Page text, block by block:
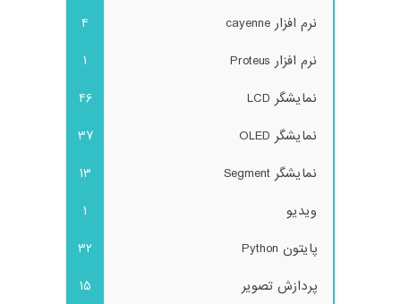
نرم افزار cayenne
4
نرم افزار Proteus
1
نمایشگر LCD
46
نمایشگر OLED
37
نمایشگر Segment
13
ویدیو
1
پایتون Python
32
پردازش تصویر
15